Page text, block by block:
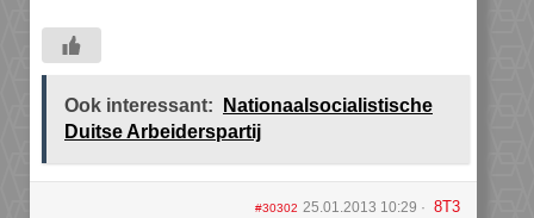
Ook interessant:
Nationaalsocialistische
Duitse Arbeiderspartij
#30302 25.01.2013 10:29 8T3